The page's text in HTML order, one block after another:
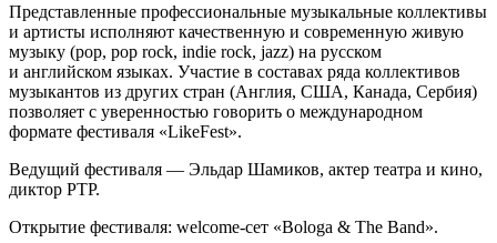
Представленные профессиональные музыкальные коллективы
и артисты исполняют качественную и современную живую
музыку (pop, pop rock, indie rock, jazz) на русском
и английском языках. Участие в составах ряда коллективов
музыкантов из других стран (Англия, США, Канада, Сербия)
позволяет с уверенностью говорить о международном
формате фестиваля «LikeFest».
Ведущий фестиваля — Эльдар Шамиков, актер театра и кино,
диктор РТР.
Открытие фестиваля: welcome-сет «Bologa & The Band».